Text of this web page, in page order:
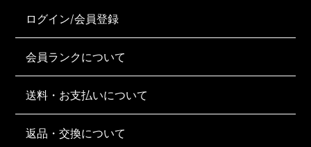
ログイン/会員登録
会員ランクについて
送料・お支払いについて
返品・交換について